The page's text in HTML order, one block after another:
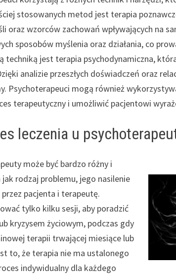
stosowanych metod jest terapia
oraz wzorców zachowań wpływających na
sposobów myślenia oraz działania, co
techniką jest terapia psychodynamiczna,
analizie przeszłych doświadczeń oraz
Psychoterapeuci mogą również
terapeutyczny i umożliwić pacjentowi
leczenia u
może być bardzo różny i
rodzaj problemu, jego nasilenie
pacjenta i terapeutę.
tylko kilku sesji, aby poradzić
kryzysem życiowym, podczas gdy
terapii trwającej miesiące lub
to, że terapia nie ma ustalonego
indywidualny dla każdego